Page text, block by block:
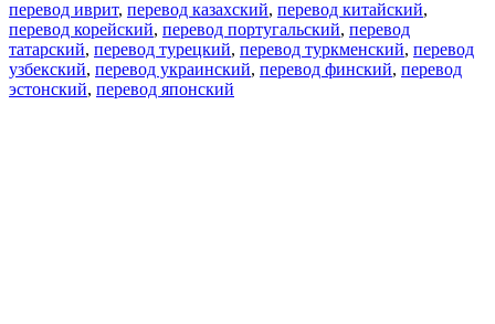
перевод иврит, перевод казахский, перевод китайский,
перевод корейский, перевод португальский, перевод
татарский, перевод турецкий, перевод туркменский, перевод
узбекский, перевод украинский, перевод финский, перевод
эстонский, перевод японский